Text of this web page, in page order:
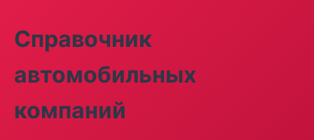
Справочник
автомобильных
компаний